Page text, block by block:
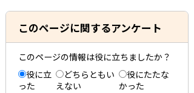
このページに関するアンケート
このページの情報は役に立ちましたか？
役に立
った
どちらともい
えない
役にたたな
かった